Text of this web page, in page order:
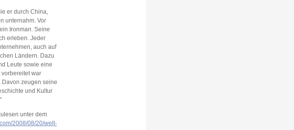
er durch China,
unternahm. Vor
Ironman. Seine
erleben. Jeder
auch auf
Ländern. Dazu
Leute sowie eine
war
Davon zeugen seine
und Kultur
unter dem
2008/08/20/welt-